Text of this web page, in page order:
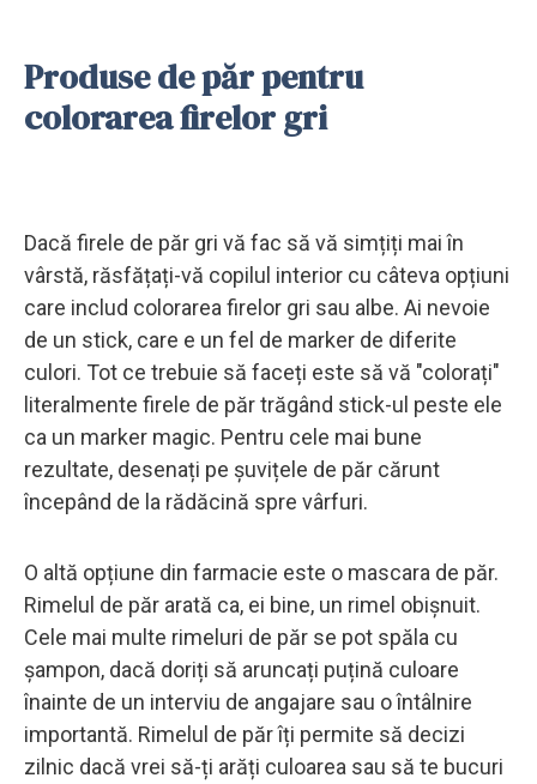
Produse de păr pentru
colorarea firelor gri
Dacă firele de păr gri vă fac să vă simțiți mai în
vârstă, răsfățați-vă copilul interior cu câteva opțiuni
care includ colorarea firelor gri sau albe. Ai nevoie
de un stick, care e un fel de marker de diferite
culori. Tot ce trebuie să faceți este să vă "colorați"
literalmente firele de păr trăgând stick-ul peste ele
ca un marker magic. Pentru cele mai bune
rezultate, desenați pe șuvițele de păr cărunt
începând de la rădăcină spre vârfuri.
O altă opțiune din farmacie este o mascara de păr.
Rimelul de păr arată ca, ei bine, un rimel obișnuit.
Cele mai multe rimeluri de păr se pot spăla cu
șampon, dacă doriți să aruncați puțină culoare
înainte de un interviu de angajare sau o întâlnire
importantă. Rimelul de păr îți permite să decizi
zilnic dacă vrei să-ți arăți culoarea sau să te bucuri